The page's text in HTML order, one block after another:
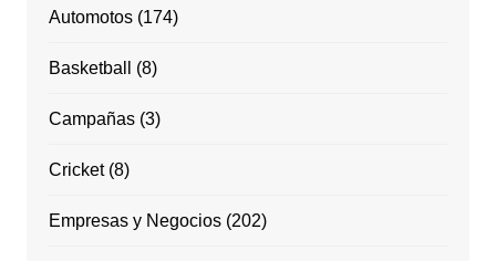
Automotos(174)
Basketball (8)
Campañas(3)
Cricket(8)
Empresas y Negocios(202)